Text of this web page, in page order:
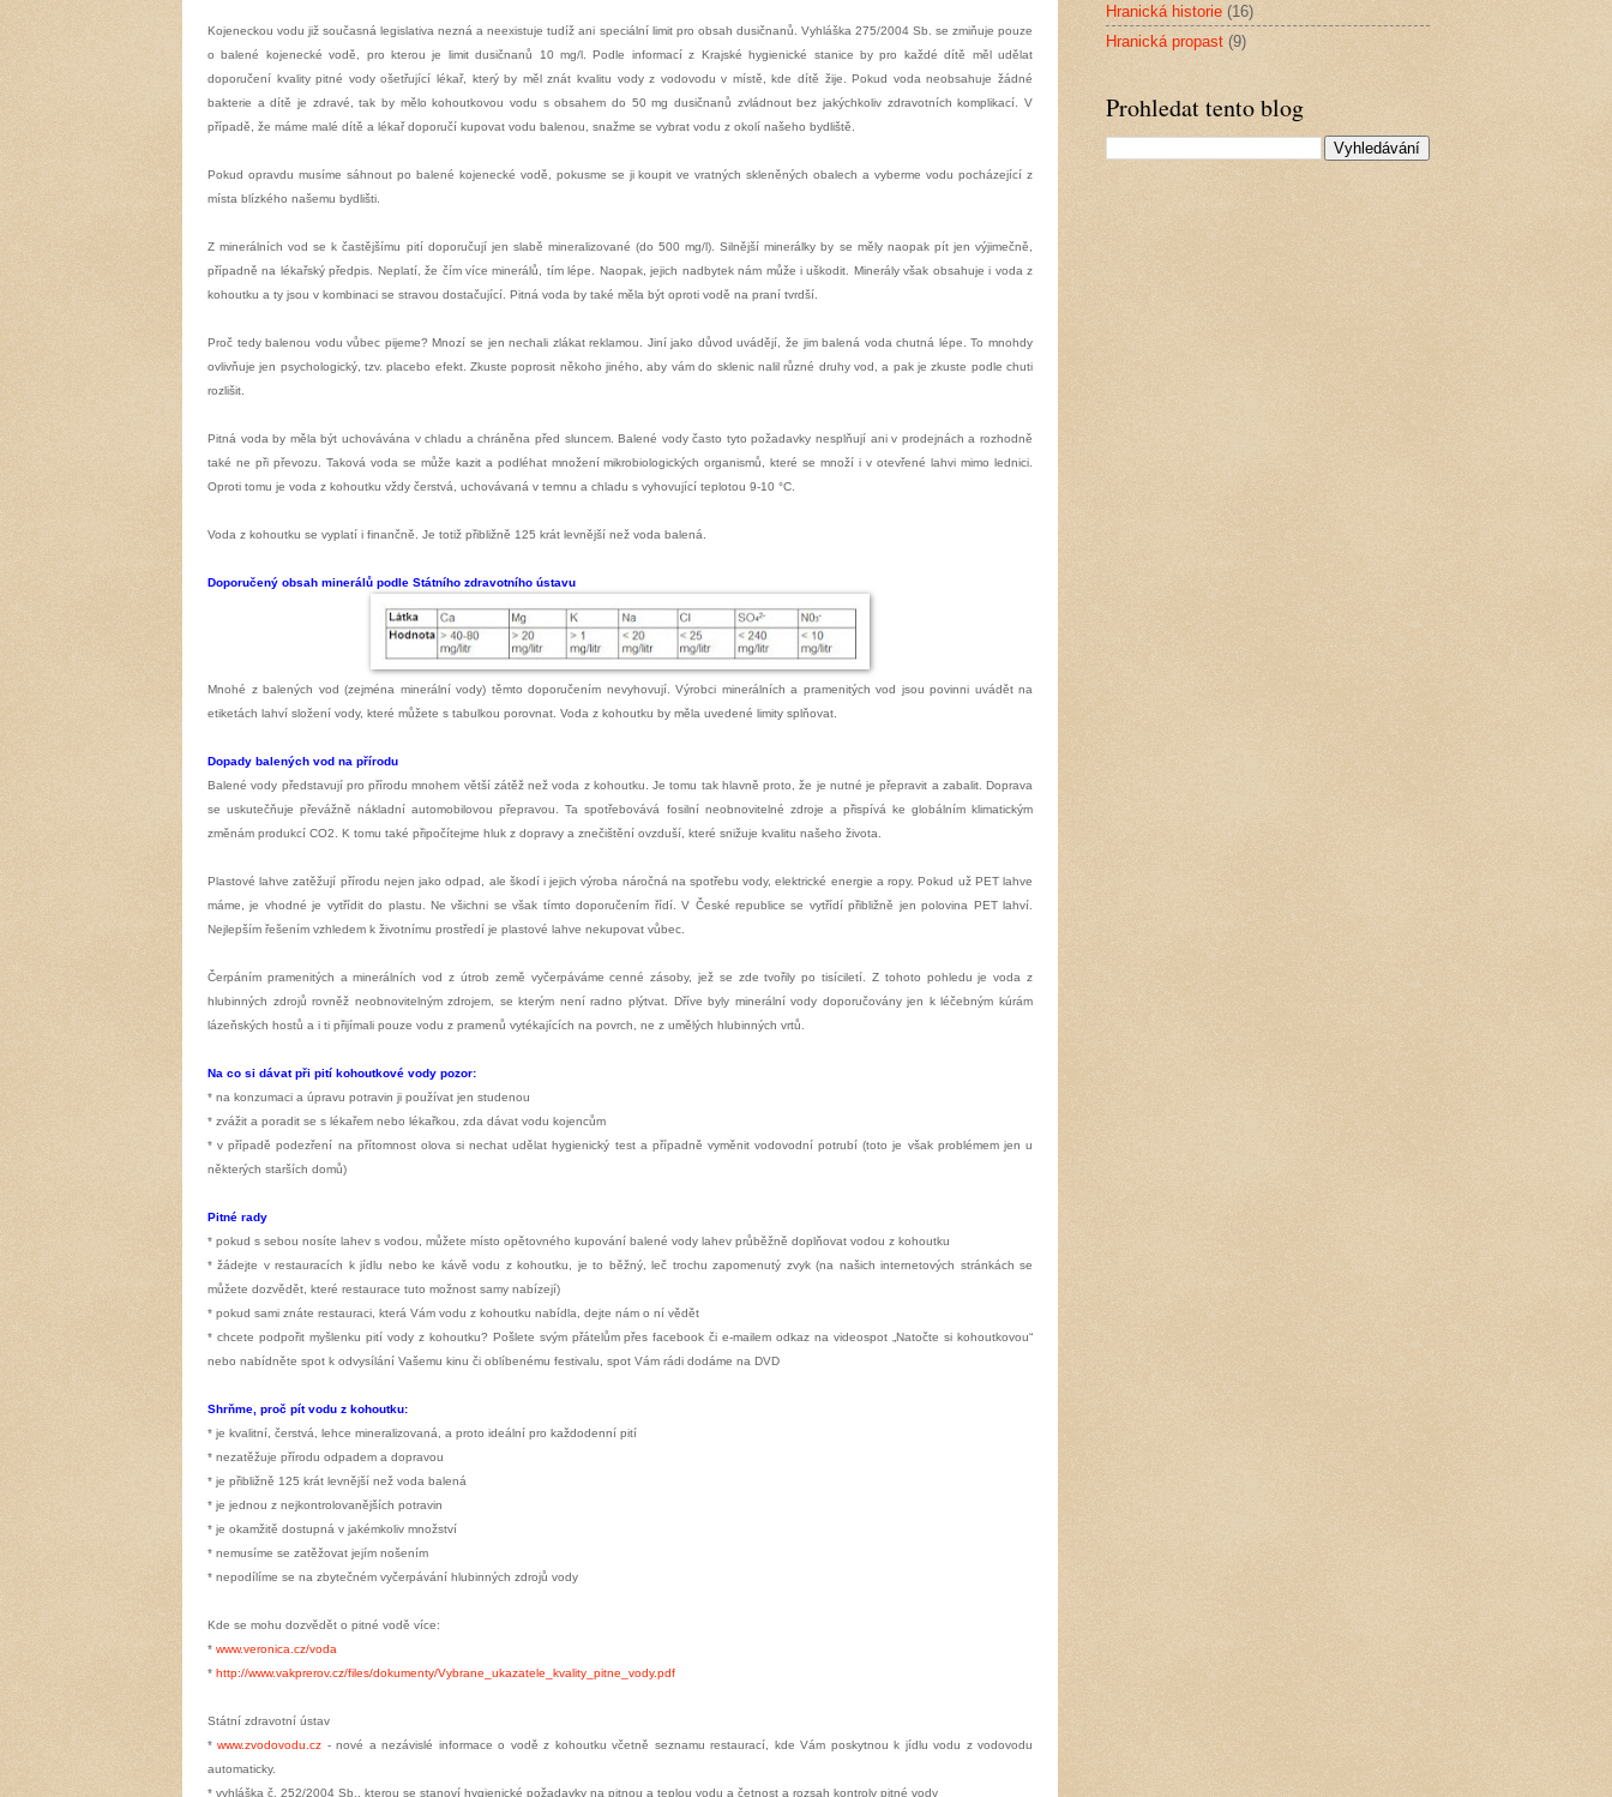
Kojeneckou vodu již současná legislativa nezná a neexistuje tudíž ani speciální limit pro obsah dusičnanů. Vyhláška 275/2004 Sb. se zmiňuje pouze
o balené kojenecké vodě, pro kterou je limit dusičnanů 10 mg/l. Podle informací z Krajské hygienické stanice by pro každé dítě měl udělat
doporučení kvality pitné vody ošetřující lékař, který by měl znát kvalitu vody z vodovodu v místě, kde dítě žije. Pokud voda neobsahuje žádné
bakterie a dítě je zdravé, tak by mělo kohoutkovou vodu s obsahem do 50 mg dusičnanů zvládnout bez jakýchkoliv zdravotních komplikací. V
případě, že máme malé dítě a lékař doporučí kupovat vodu balenou, snažme se vybrat vodu z okolí našeho bydliště.
Pokud opravdu musíme sáhnout po balené kojenecké vodě, pokusme se ji koupit ve vratných skleněných obalech a vyberme vodu pocházející z
místa blízkého našemu bydlišti.
Z minerálních vod se k častějšímu pití doporučují jen slabě mineralizované (do 500 mg/l). Silnější minerálky by se měly naopak pít jen výjimečně,
případně na lékařský předpis. Neplatí, že čím více minerálů, tím lépe. Naopak, jejich nadbytek nám může i uškodit. Minerály však obsahuje i voda z
kohoutku a ty jsou v kombinaci se stravou dostačující. Pitná voda by také měla být oproti vodě na praní tvrdší.
Proč tedy balenou vodu vůbec pijeme? Mnozí se jen nechali zlákat reklamou. Jiní jako důvod uvádějí, že jim balená voda chutná lépe. To mnohdy
ovlivňuje jen psychologický, tzv. placebo efekt. Zkuste poprosit někoho jiného, aby vám do sklenic nalil různé druhy vod, a pak je zkuste podle chuti
rozlišit.
Pitná voda by měla být uchovávána v chladu a chráněna před sluncem. Balené vody často tyto požadavky nesplňují ani v prodejnách a rozhodně
také ne při převozu. Taková voda se může kazit a podléhat množení mikrobiologických organismů, které se množí i v otevřené lahvi mimo lednici.
Oproti tomu je voda z kohoutku vždy čerstvá, uchovávaná v temnu a chladu s vyhovující teplotou 9-10 °C.
Voda z kohoutku se vyplatí i finančně. Je totiž přibližně 125 krát levnější než voda balená.
Doporučený obsah minerálů podle Státního zdravotního ústavu
Mnohé z balených vod (zejména minerální vody) těmto doporučením nevyhovují. Výrobci minerálních a pramenitých vod jsou povinni uvádět na
etiketách lahví složení vody, které můžete s tabulkou porovnat. Voda z kohoutku by měla uvedené limity splňovat.
Dopady balených vod na přírodu
Balené vody představují pro přírodu mnohem větší zátěž než voda z kohoutku. Je tomu tak hlavně proto, že je nutné je přepravit a zabalit. Doprava
se uskutečňuje převážně nákladní automobilovou přepravou. Ta spotřebovává fosilní neobnovitelné zdroje a přispívá ke globálním klimatickým
změnám produkcí CO2. K tomu také připočítejme hluk z dopravy a znečištění ovzduší, které snižuje kvalitu našeho života.
Plastové lahve zatěžují přírodu nejen jako odpad, ale škodí i jejich výroba náročná na spotřebu vody, elektrické energie a ropy. Pokud už PET lahve
máme, je vhodné je vytřídit do plastu. Ne všichni se však tímto doporučením řídí. V České republice se vytřídí přibližně jen polovina PET lahví.
Nejlepším řešením vzhledem k životnímu prostředí je plastové lahve nekupovat vůbec.
Čerpáním pramenitých a minerálních vod z útrob země vyčerpáváme cenné zásoby, jež se zde tvořily po tisíciletí. Z tohoto pohledu je voda z
hlubinných zdrojů rovněž neobnovitelným zdrojem, se kterým není radno plýtvat. Dříve byly minerální vody doporučovány jen k léčebným kúrám
lázeňských hostů a i ti přijímali pouze vodu z pramenů vytékajících na povrch, ne z umělých hlubinných vrtů.
Na co si dávat při pití kohoutkové vody pozor:
* na konzumaci a úpravu potravin ji používat jen studenou
* zvážit a poradit se s lékařem nebo lékařkou, zda dávat vodu kojencům
* v případě podezření na přítomnost olova si nechat udělat hygienický test a případně vyměnit vodovodní potrubí (toto je však problémem jen u
některých starších domů)
Pitné rady
* pokud s sebou nosíte lahev s vodou, můžete místo opětovného kupování balené vody lahev průběžně doplňovat vodou z kohoutku
* žádejte v restauracích k jídlu nebo ke kávě vodu z kohoutku, je to běžný, leč trochu zapomenutý zvyk (na našich internetových stránkách se
můžete dozvědět, které restaurace tuto možnost samy nabízejí)
* pokud sami znáte restauraci, která Vám vodu z kohoutku nabídla, dejte nám o ní vědět
* chcete podpořit myšlenku pití vody z kohoutku? Pošlete svým přátelům přes facebook či e-mailem odkaz na videospot „Natočte si kohoutkovou“
nebo nabídněte spot k odvysílání Vašemu kinu či oblíbenému festivalu, spot Vám rádi dodáme na DVD
Shrňme, proč pít vodu z kohoutku:
* je kvalitní, čerstvá, lehce mineralizovaná, a proto ideální pro každodenní pití
* nezatěžuje přírodu odpadem a dopravou
* je přibližně 125 krát levnější než voda balená
* je jednou z nejkontrolovanějších potravin
* je okamžitě dostupná v jakémkoliv množství
* nemusíme se zatěžovat jejím nošením
* nepodílíme se na zbytečném vyčerpávání hlubinných zdrojů vody
Kde se mohu dozvědět o pitné vodě více:
* www.veronica.cz/voda
* http://www.vakprerov.cz/files/dokumenty/Vybrane_ukazatele_kvality_pitne_vody.pdf
Státní zdravotní ústav
*www.zvodovodu.cz - nové a nezávislé informace o vodě z kohoutku včetně seznamu restaurací, kde Vám poskytnou k jídlu vodu z vodovodu
automaticky.
* vyhláška č. 252/2004 Sb., kterou se stanoví hygienické požadavky na pitnou a teplou vodu a četnost a rozsah kontroly pitné vody
Hranická historie (16)
Hranická propast (9)
Prohledat tento blog